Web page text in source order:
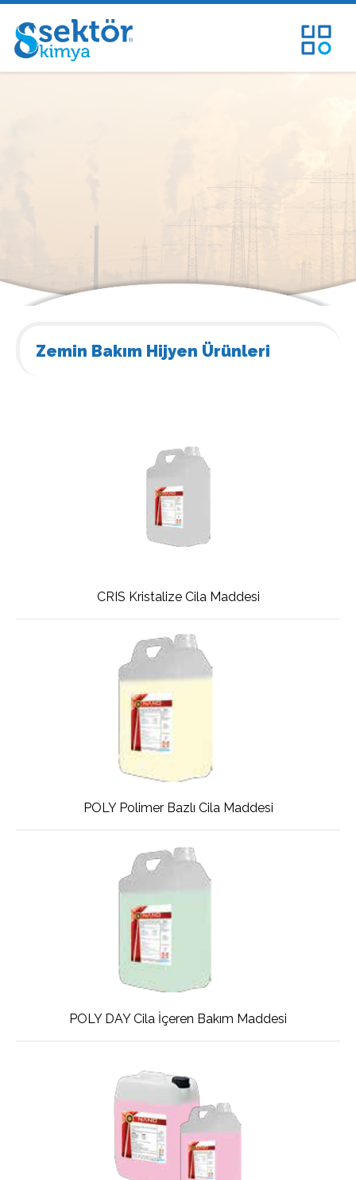
Zemin Bakım Hijyen Ürünleri
CRIS Kristalize Cila Maddesi
POLY Polimer Bazlı Cila Maddesi
POLY DAY Cila İçeren Bakım Maddesi